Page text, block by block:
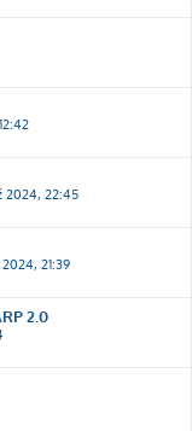
2024, 22:45
21:39
2.0